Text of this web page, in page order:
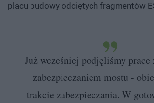
placu budowy odciętych fragmentów
Już wcześniej podjęliśmy prace
zabezpieczaniem mostu -
trakcie zabezpieczania. W